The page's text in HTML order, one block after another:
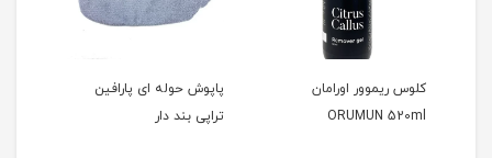
کلوس ریموور اورامان
ORUMUN 520ml
پاپوش حوله ای پارافین
تراپی بند دار